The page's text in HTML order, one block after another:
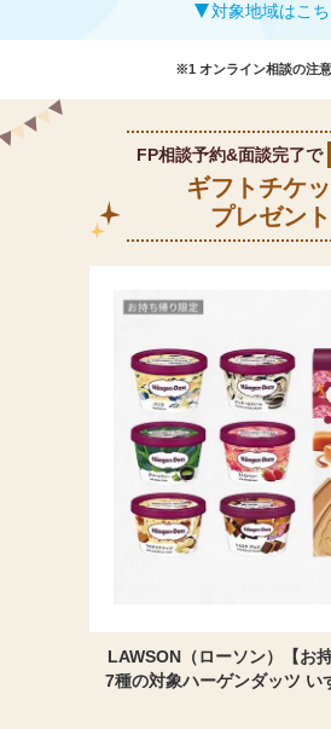
対象地域はこち
※1 オンライン相談の注
FP相談予約&面談完了で
ギフトチケ
プレゼント
LAWSON（ローソン）【お
7種の対象ハーゲンダッツ い